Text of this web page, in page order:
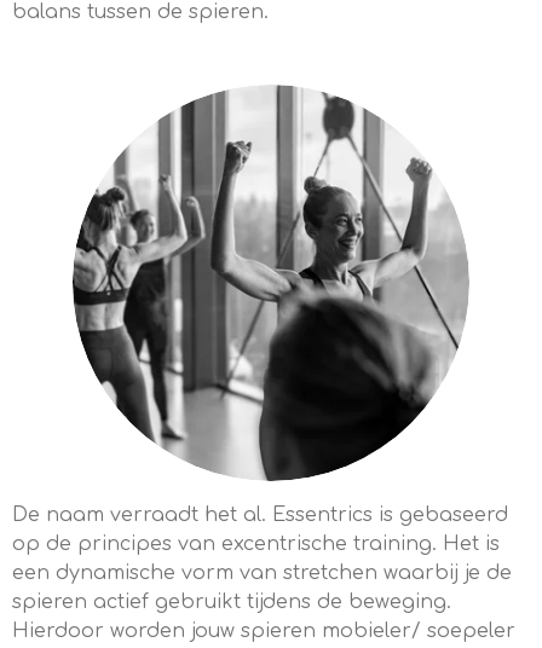
balans tussen de spieren.
De naam verraadt het al. Essentrics is gebaseerd
op de principes van excentrische training. Het is
een dynamische vorm van stretchen waarbij je de
spieren actief gebruikt tijdens de beweging.
Hierdoor worden jouw spieren mobieler/ soepeler